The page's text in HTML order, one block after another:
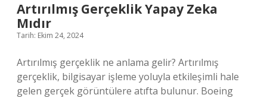
Artırılmış Gerçeklik Yapay Zeka
Mıdır
Tarih: Ekim 24, 2024
Artırılmış gerçeklik ne anlama gelir? Artırılmış
gerçeklik, bilgisayar işleme yoluyla etkileşimli hale
gelen gerçek görüntülere atıfta bulunur. Boeing